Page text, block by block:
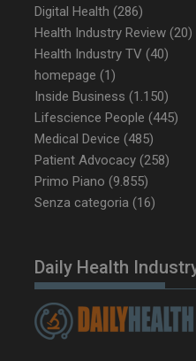
Digital Health (286)
Health Industry Review (20)
Health Industry TV (40)
homepage (1)
Inside Business (1.150)
Lifescience People (445)
Medical Device (485)
Patient Advocacy (258)
Primo Piano (9.855)
Senza categoria (16)
Daily Health
_ga_Z2VT792F98
tracking-sites-
ironfish-tracking-
enable